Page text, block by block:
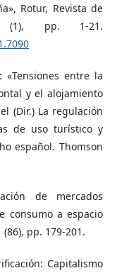
Rotur, Revista de
pp. 1-21.
«Tensiones entre la
y el alojamiento
(Dir.) La regulación
de uso turístico y
español. Thomson
de mercados
consumo a espacio
pp. 179-201.
Capitalismo